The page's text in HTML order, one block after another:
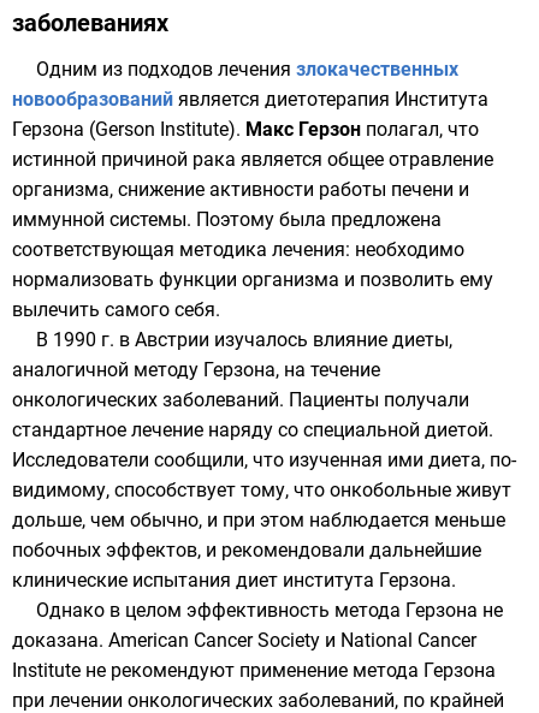
заболеваниях
Одним из подходов лечения злокачественных
новообразований является диетотерапия Института
Герзона (Gerson Institute). Макс Герзон полагал, что
истинной причиной рака является общее отравление
организма, снижение активности работы печени и
иммунной системы. Поэтому была предложена
соответствующая методика лечения: необходимо
нормализовать функции организма и позволить ему
вылечить самого себя.
В 1990 г. в Австрии изучалось влияние диеты,
аналогичной методу Герзона, на течение
онкологических заболеваний. Пациенты получали
стандартное лечение наряду со специальной диетой.
Исследователи сообщили, что изученная ими диета, по-
видимому, способствует тому, что онкобольные живут
дольше, чем обычно, и при этом наблюдается меньше
побочных эффектов, и рекомендовали дальнейшие
клинические испытания диет института Герзона.
Однако в целом эффективность метода Герзона не
доказана. American Cancer Society и National Cancer
Institute не рекомендуют применение метода Герзона
при лечении онкологических заболеваний, по крайней